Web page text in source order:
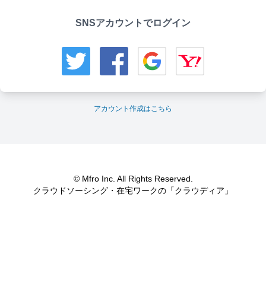
SNSアカウントでログイン
アカウント作成はこちら
© Mfro Inc. All Rights Reserved.
クラウドソーシング・在宅ワークの「クラウディア」